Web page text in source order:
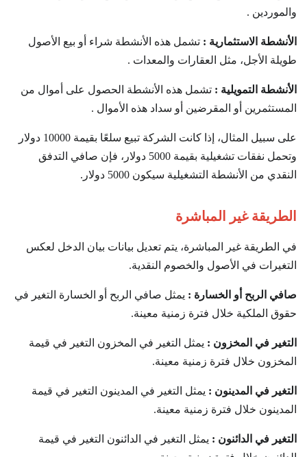
والموردين .
الأنشطة الاستثمارية : تشمل هذه الأنشطة شراء أو بيع الأصول
طويلة الأجل، مثل العقارات والمعدات .
الأنشطة التمويلية : تشمل هذه الأنشطة الحصول على أموال من
المستثمرين أو المقرضين أو سداد هذه الأموال .
على سبيل المثال، إذا كانت الشركة تبيع سلعًا بقيمة 10000 دولار
وتحمل نفقات تشغيلية بقيمة 5000 دولار، فإن صافي التدفق
النقدي من الأنشطة التشغيلية سيكون 5000 دولار.
الطريقة غير المباشرة
في الطريقة غير المباشرة، يتم تعديل بيانات بيان الدخل لعكس
التغيرات في الأصول والخصوم النقدية.
صافي الربح أو الخسارة : يمثل صافي الربح أو الخسارة التغير في
حقوق الملكية خلال فترة زمنية معينة.
التغير في المخزون : يمثل التغير في المخزون التغير في قيمة
المخزون خلال فترة زمنية معينة.
التغير في المدينون : يمثل التغير في المدينون التغير في قيمة
المدينون خلال فترة زمنية معينة.
التغير في الدائنون : يمثل التغير في الدائنون التغير في قيمة